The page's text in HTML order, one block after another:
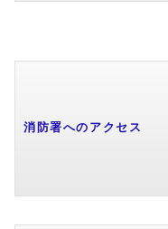
消防署へのアクセス